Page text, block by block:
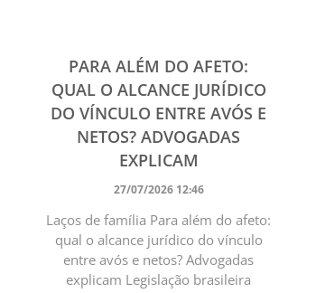
PARA ALÉM DO AFETO:
QUAL O ALCANCE JURÍDICO
DO VÍNCULO ENTRE AVÓS E
NETOS? ADVOGADAS
EXPLICAM
27/07/2026 12:46
Laços de família Para além do afeto:
qual o alcance jurídico do vínculo
entre avós e netos? Advogadas
explicam Legislação brasileira